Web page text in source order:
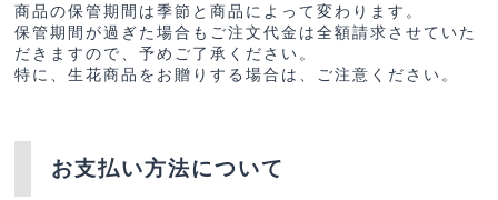
商品の保管期間は季節と商品によって変わります。
保管期間が過ぎた場合もご注文代金は全額請求させていた
だきますので、予めご了承ください。
特に、生花商品をお贈りする場合は、ご注意ください。
お支払い方法について